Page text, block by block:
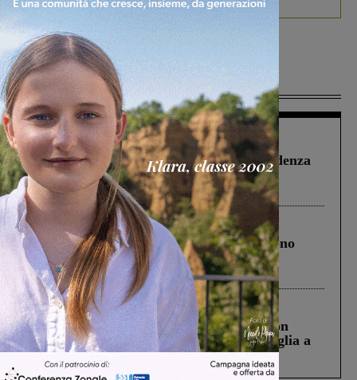
Più lette
Figline Incisa Valdarno 1 Agosto 2026
Piscina di Figline finanziata oltre la scadenza
Pnrr, il gruppo di Fratelli d’Italia: “Un
ringraziamento al Governo”
Cronaca 4 Agosto 2026
Un anno fa la strage in A1 in cui morirono
Gianni, Giulia e Franco. Lo schianto, il
processo, lo stop ai sorpassi fra tir....
Cronaca 3 Agosto 2026
Scomparso da una struttura di Castiglion
Fiorentino l’uomo che aveva ucciso la figlia a
Levane nel 2020